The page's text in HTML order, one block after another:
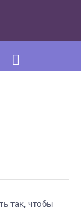
так, чтобы